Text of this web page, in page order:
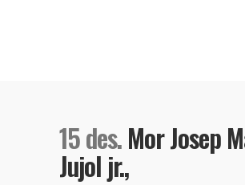
15 des.Mor Josep
Jujol jr.,